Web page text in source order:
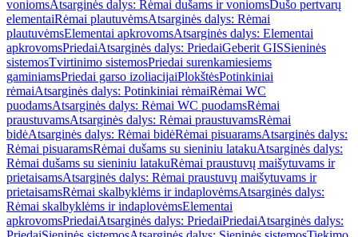
voniomsAtsarginės dalys: Rėmai dušams ir voniomsDušo pertvarų
elementaiRėmai plautuvėmsAtsarginės dalys: Rėmai
plautuvėmsElementai apkrovomsAtsarginės dalys: Elementai
apkrovomsPriedaiAtsarginės dalys: PriedaiGeberit GISSieninės
sistemosTvirtinimo sistemosPriedai surenkamiesiems
gaminiamsPriedai garso izoliacijaiPlokštėsPotinkiniai
rėmaiAtsarginės dalys: Potinkiniai rėmaiRėmai WC
puodamsAtsarginės dalys: Rėmai WC puodamsRėmai
praustuvamsAtsarginės dalys: Rėmai praustuvamsRėmai
bidėAtsarginės dalys: Rėmai bidėRėmai pisuaramsAtsarginės dalys:
Rėmai pisuaramsRėmai dušams su sieniniu latakuAtsarginės dalys:
Rėmai dušams su sieniniu latakuRėmai praustuvų maišytuvams ir
prietaisamsAtsarginės dalys: Rėmai praustuvų maišytuvams ir
prietaisamsRėmai skalbyklėms ir indaplovėmsAtsarginės dalys:
Rėmai skalbyklėms ir indaplovėmsElementai
apkrovomsPriedaiAtsarginės dalys: PriedaiPriedaiAtsarginės dalys: